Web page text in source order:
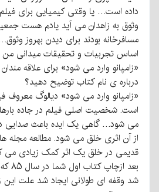
داده است… یا وقتی کیمیایی برای فیلم
وثوق به زاهدان می آید یادم هست
مسافرخانه بودند برای دیدن بهروز
اساس تجربیات و تحقیقات میدانی
«زامپانو وارد می شود» برای علاقه
درباره ی نام کتاب توضیح دهید؟
«زامپانو وارد می شود» دیالوگ معروف
است. شخصیت اصلی فیلم در جاده بارها
می شود… گاهی یک ایده باعث صدایی
از آن اثری خلق می شود. مطالعه مجله
قدیمی در خلق یک اثر کمک زیادی می
بعد
شد وقفه ای طولانی ایجاد شد علت این